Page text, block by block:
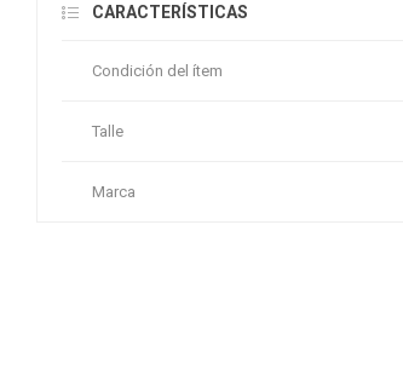
CARACTERÍSTICAS
Condición del ítem
Talle
Marca